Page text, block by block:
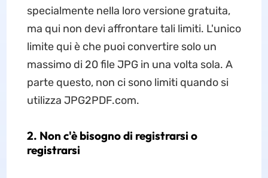
specialmente nella loro versione gratuita,
ma qui non devi affrontare tali limiti. L'unico
limite qui è che puoi convertire solo un
massimo di 20 file JPG in una volta sola. A
parte questo, non ci sono limiti quando si
utilizza JPG2PDF.com.
2. Non c'è bisogno di registrarsi o
registrarsi